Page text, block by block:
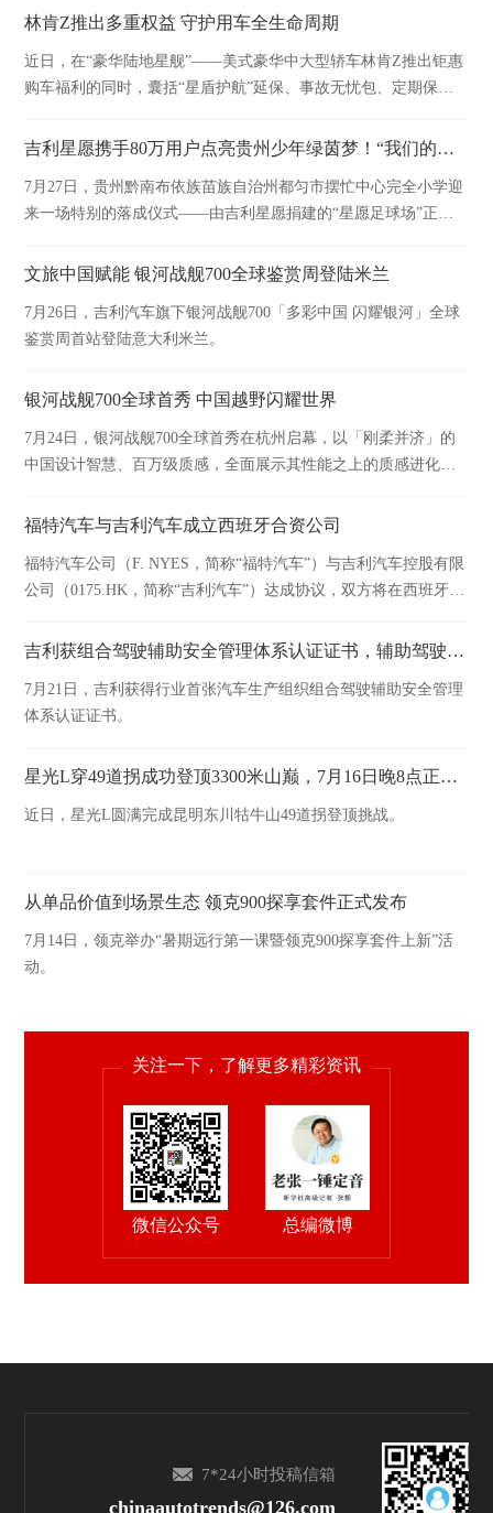
林肯Z推出多重权益 守护用车全生命周期
近日，在“豪华陆地星舰”——美式豪华中大型轿车林肯Z推出钜惠
购车福利的同时，囊括“星盾护航”延保、事故无忧包、定期保养
吉利星愿携手80万用户点亮贵州少年绿茵梦！“我们的星愿”第二季圆满收官
7月27日，贵州黔南布依族苗族自治州都匀市摆忙中心完全小学迎
来一场特别的落成仪式——由吉利星愿捐建的“星愿足球场”正式
文旅中国赋能 银河战舰700全球鉴赏周登陆米兰
7月26日，吉利汽车旗下银河战舰700「多彩中国 闪耀银河」全球
鉴赏周首站登陆意大利米兰。
银河战舰700全球首秀 中国越野闪耀世界
7月24日，银河战舰700全球首秀在杭州启幕，以「刚柔并济」的
中国设计智慧、百万级质感，全面展示其性能之上的质感进化，
福特汽车与吉利汽车成立西班牙合资公司
福特汽车公司（F. NYES，简称“福特汽车”）与吉利汽车控股有限
公司（0175.HK，简称“吉利汽车”）达成协议，双方将在西班牙瓦
吉利获组合驾驶辅助安全管理体系认证证书，辅助驾驶安全保障能力获国家级权威机构认可
7月21日，吉利获得行业首张汽车生产组织组合驾驶辅助安全管理
体系认证证书。
星光L穿49道拐成功登顶3300米山巅，7月16日晚8点正式上市
近日，星光L圆满完成昆明东川牯牛山49道拐登顶挑战。
从单品价值到场景生态 领克900探享套件正式发布
7月14日，领克举办“暑期远行第一课暨领克900探享套件上新”活
动。
关注一下，了解更多精彩资讯
微信公众号 总编微博
7*24小时投稿信箱
chinaautotrends@126.com